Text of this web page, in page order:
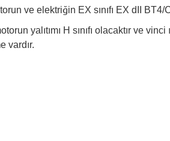
ve elektriğin EX sınıfı EX dII BT4/
yalıtımı H sınıfı olacaktır ve
vardır.